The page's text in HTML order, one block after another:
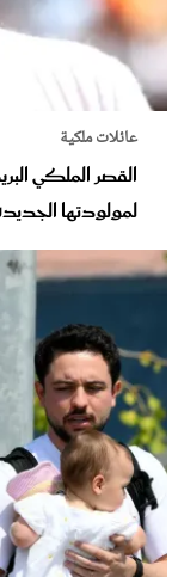
عائلات ملكية
القصر الملكي
لمولودتها